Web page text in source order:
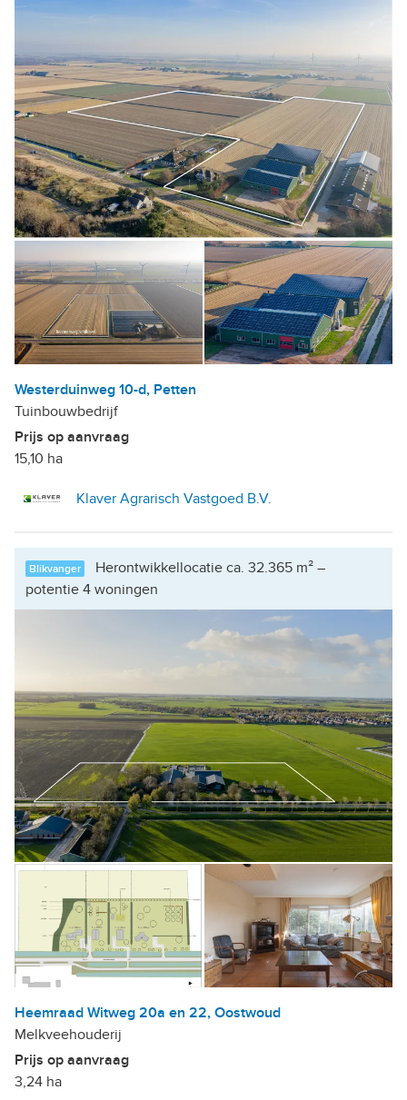
Westerduinweg 10-d, Petten
Tuinbouwbedrijf
Prijs op aanvraag
15,10 ha
Klaver Agrarisch Vastgoed B.V.
Blikvanger
Herontwikkellocatie ca. 32.365 m² –
potentie 4 woningen
Heemraad Witweg 20a en 22, Oostwoud
Melkveehouderij
Prijs op aanvraag
3,24 ha